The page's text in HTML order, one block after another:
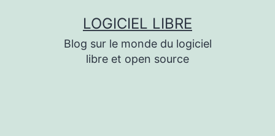
LOGICIEL LIBRE
Blog sur le monde du logiciel
libre et open source